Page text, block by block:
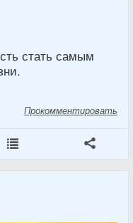
стать самым
Прокомментировать